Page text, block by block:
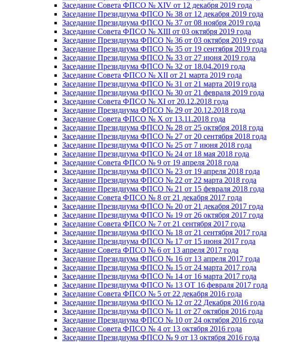
Заседание Совета ФПСО № XIV от 12 декабря 2019 года
Заседание Президиума ФПСО № 38 от 12 декабря 2019 года
Заседание Президиума ФПСО № 37 от 08 ноября 2019 года
Заседание Совета ФПСО № XIII от 03 октября 2019 года
Заседание Президиума ФПСО № 36 от 03 октября 2019 года
Заседание Президиума ФПСО № 35 от 19 сентября 2019 года
Заседание Президиума ФПСО № 33 от 27 июня 2019 года
Заседание Президиума ФПСО № 32 от 18.04.2019 года
Заседание Совета ФПСО № XII от 21 марта 2019 года
Заседание Президиума ФПСО № 31 от 21 марта 2019 года
Заседание Президиума ФПСО № 30 от 21 февраля 2019 года
Заседание Совета ФПСО № XI от 20.12.2018 года
Заседание Президиума ФПСО № 29 от 20.12.2018 года
Заседание Совета ФПСО № X от 13.11.2018 года
Заседание Президиума ФПСО № 28 от 25 октября 2018 года
Заседание Президиума ФПСО № 27 от 20 сентября 2018 года
Заседание Президиума ФПСО № 25 от 7 июня 2018 года
Заседание Президиума ФПСО № 24 от 18 мая 2018 года
Заседание Совета ФПСО № 9 от 19 апреля 2018 года
Заседание Президиума ФПСО № 23 от 19 апреля 2018 года
Заседание Президиума ФПСО № 22 от 22 марта 2018 года
Заседание Президиума ФПСО № 21 от 15 февраля 2018 года
Заседание Совета ФПСО № 8 от 21 декабря 2017 года
Заседание Президиума ФПСО № 20 от 21 декабря 2017 года
Заседание Президиума ФПСО № 19 от 26 октября 2017 года
Заседание Совета ФПСО № 7 от 21 сентября 2017 года
Заседание Президиума ФПСО № 18 от 21 сентября 2017 года
Заседание Президиума ФПСО № 17 от 15 июня 2017 года
Заседание Совета ФПСО № 6 от 13 апреля 2017 года
Заседание Президиума ФПСО № 16 от 13 апреля 2017 года
Заседание Президиума ФПСО № 15 от 24 марта 2017 года
Заседание Президиума ФПСО № 14 от 16 марта 2017 года
Заседание Президиума ФПСО № 13 ОТ 16 февраля 2017 года
Заседание Совета ФПСО № 5 от 22 декабря 2016 года
Заседание Президиума ФПСО № 12 от 22 Декабря 2016 года
Заседание Президиума ФПСО № 11 от 27 октября 2016 года
Заседание Президиума ФПСО № 10 от 24 октября 2016 года
Заседание Совета ФПСО № 4 от 13 октября 2016 года
Заседание Президиума ФПСО № 9 от 13 октября 2016 года